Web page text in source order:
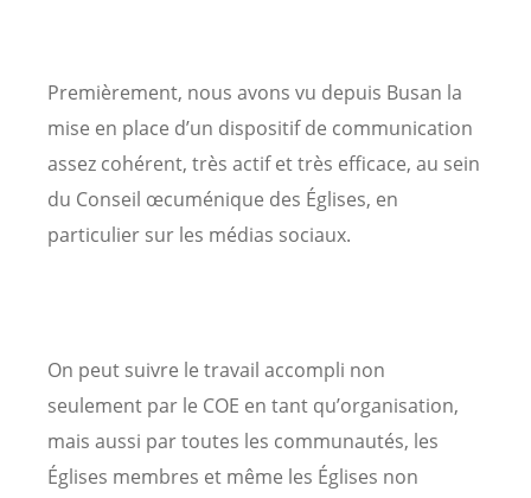
Premièrement, nous avons vu depuis Busan la
mise en place d’un dispositif de communication
assez cohérent, très actif et très efficace, au sein
du Conseil œcuménique des Églises, en
particulier sur les médias sociaux.
On peut suivre le travail accompli non
seulement par le COE en tant qu’organisation,
mais aussi par toutes les communautés, les
Églises membres et même les Églises non